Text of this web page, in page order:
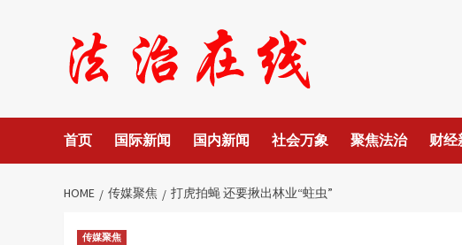
首页 国际新闻 国内新闻 社会万象 聚焦法治 财经
HOME 传媒聚焦 打虎拍蝇 还要揪出林业“蛀虫”
传媒聚焦